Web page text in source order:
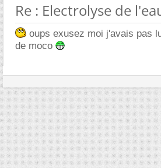
Re : Electrolyse de
oups exusez moi j'avais pas
de moco